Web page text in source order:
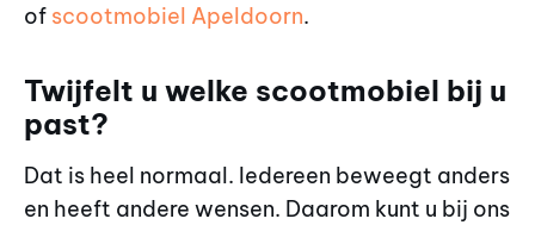
of scootmobiel Apeldoorn.
Twijfelt u welke scootmobiel bij u
past?
Dat is heel normaal. Iedereen beweegt anders
en heeft andere wensen. Daarom kunt u bij ons